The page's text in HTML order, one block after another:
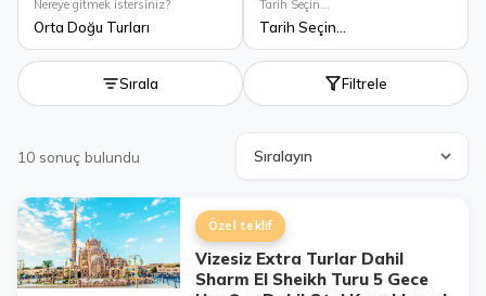
Nereye gitmek istersiniz?
Orta Doğu Turları
Tarih Seçin...
Tarih Seçin...
Sırala Filtrele
10 sonuç bulundu
Özel teklif
Vizesiz Extra Turlar Dahil
Sharm El Sheikh Turu 5 Gece